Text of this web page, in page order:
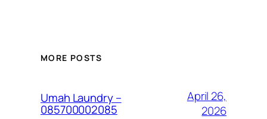
MORE POSTS
Umah Laundry –
085700002085
April 26,
2026